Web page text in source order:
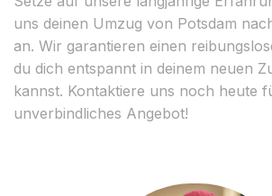
uns deinen Umzug von Potsdam
an. Wir garantieren einen
du dich entspannt in deinem neuen
kannst. Kontaktiere uns noch heute
unverbindliches Angebot!